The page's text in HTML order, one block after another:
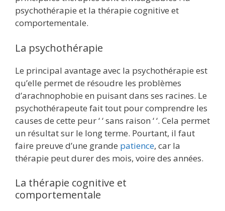
psychothérapie et la thérapie cognitive et
comportementale.
La psychothérapie
Le principal avantage avec la psychothérapie est
qu’elle permet de résoudre les problèmes
d’arachnophobie en puisant dans ses racines. Le
psychothérapeute fait tout pour comprendre les
causes de cette peur ‘ ‘ sans raison ‘ ‘. Cela permet
un résultat sur le long terme. Pourtant, il faut
faire preuve d’une grande patience, car la
thérapie peut durer des mois, voire des années.
La thérapie cognitive et
comportementale